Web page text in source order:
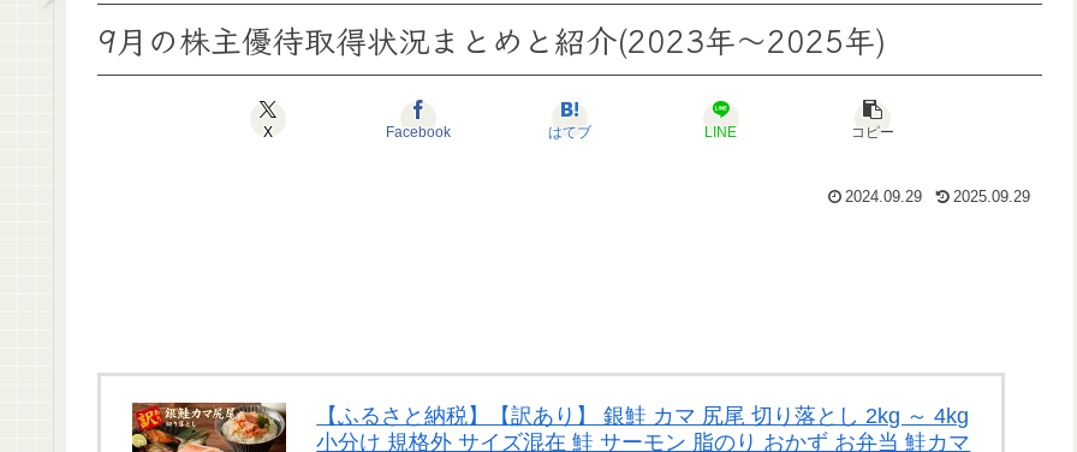
9月の株主優待取得状況まとめと紹介(2023年～2025年)
X Facebook はてブ LINE コピー
2024.09.29 2025.09.29
【ふるさと納税】【訳あり】 銀鮭 カマ 尻尾 切り落とし 2kg ～ 4kg
小分け 規格外 サイズ混在 鮭 サーモン 脂のり おかず お弁当 鮭カマ